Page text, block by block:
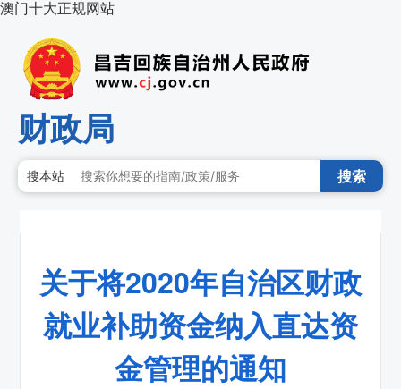
澳门十大正规网站
财政局
搜本站 搜索
关于将2020年自治区财政
就业补助资金纳入直达资
金管理的通知